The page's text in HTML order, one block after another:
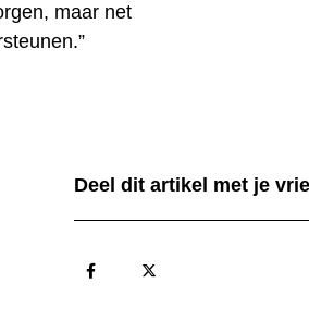
maar net
Deel dit artikel met je